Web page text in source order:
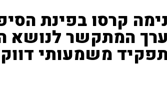
נימה קרסו בפינת
ערך המתקשר לנושא
תפקיד משמעותי